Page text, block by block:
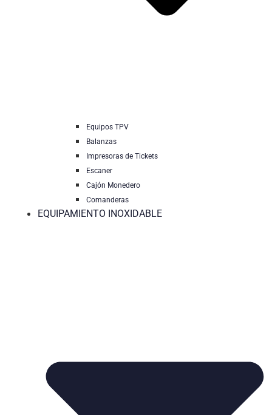
Equipos TPV
Balanzas
Impresoras de Tickets
Escaner
Cajón Monedero
Comanderas
EQUIPAMIENTO INOXIDABLE